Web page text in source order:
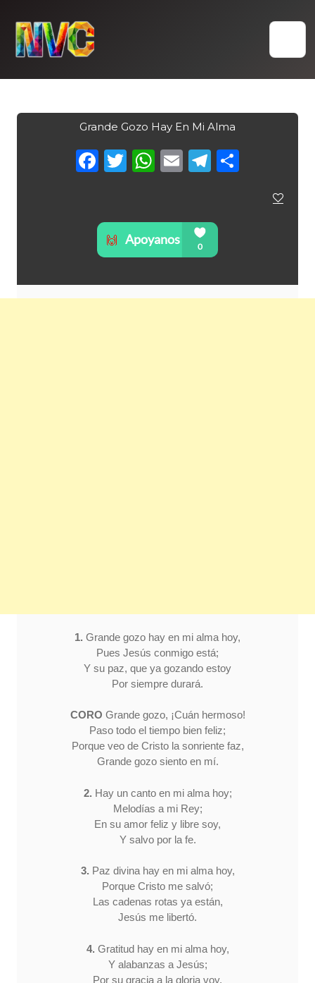
content
Grande Gozo Hay En Mi Alma
Facebook
Twitter
WhatsApp
Email
1. Grande gozo hay en mi alma hoy,
Pues Jesús conmigo está;
Y su paz, que ya gozando estoy
Por siempre durará.
CORO Grande gozo, ¡Cuán hermoso!
Paso todo el tiempo bien feliz;
Porque veo de Cristo la sonriente faz,
Grande gozo siento en mí.
2. Hay un canto en mi alma hoy;
Melodías a mi Rey;
En su amor feliz y libre soy,
Y salvo por la fe.
3. Paz divina hay en mi alma hoy,
Porque Cristo me salvó;
Las cadenas rotas ya están,
Jesús me libertó.
4. Gratitud hay en mi alma hoy,
Y alabanzas a Jesús;
Por su gracia a la gloria voy,